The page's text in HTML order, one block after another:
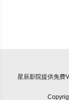
星辰影院提供免费